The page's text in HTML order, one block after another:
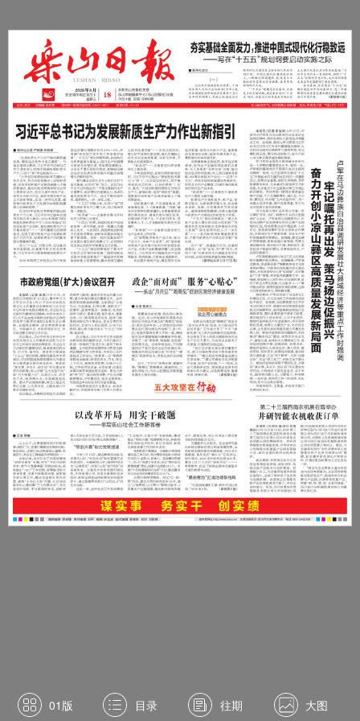
01版 目录 往期 大图